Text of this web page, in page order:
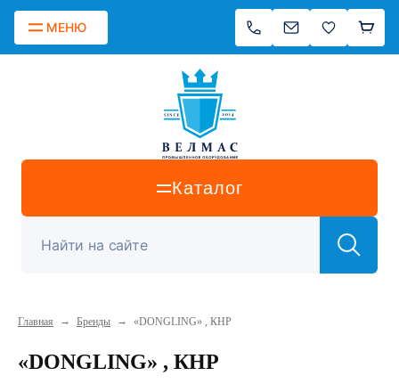
МЕНЮ
Каталог
Главная → Бренды → «DONGLING» , КНР
«DONGLING» , КНР